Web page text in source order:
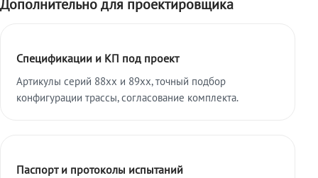
Дополнительно для проектировщика
Спецификации и КП под проект
Артикулы серий 88xx и 89xx, точный подбор
конфигурации трассы, согласование комплекта.
Паспорт и протоколы испытаний